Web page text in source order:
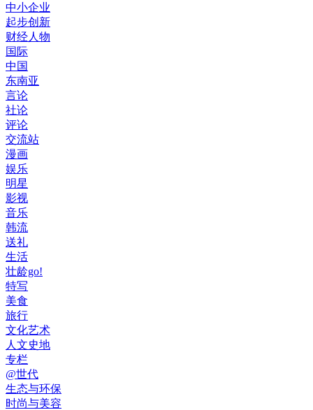
中小企业
起步创新
财经人物
国际
中国
东南亚
言论
社论
评论
交流站
漫画
娱乐
明星
影视
音乐
韩流
送礼
生活
壮龄go!
特写
美食
旅行
文化艺术
人文史地
专栏
@世代
生态与环保
时尚与美容